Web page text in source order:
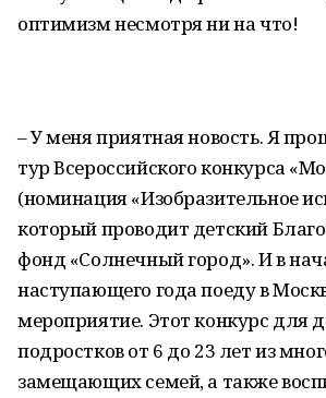
оптимизм несмотря ни на что!
– У меня приятная новость. Я
тур Всероссийского конкурса
(номинация «Изобразительное
который проводит детский
фонд «Солнечный город». И в
наступающего года поеду в
мероприятие. Этот конкурс для
подростков от 6 до 23 лет из
замещающих семей, а также